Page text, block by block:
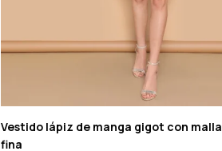
Vestido lápiz de manga gigot con malla
fina